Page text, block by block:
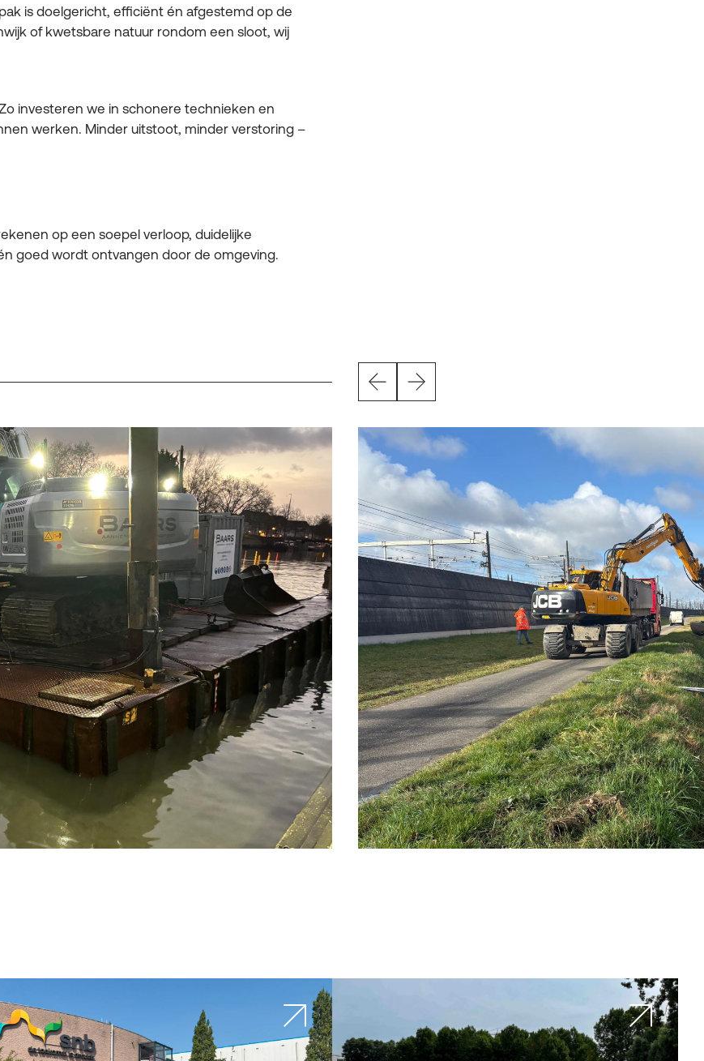
is doelgericht, efficiënt én afgestemd op de
of kwetsbare natuur rondom een sloot, wij
investeren we in schonere technieken en
werken. Minder uitstoot, minder verstoring –
op een soepel verloop, duidelijke
goed wordt ontvangen door de omgeving.